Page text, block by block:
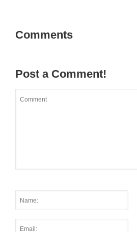
Comments
Post a Comment!